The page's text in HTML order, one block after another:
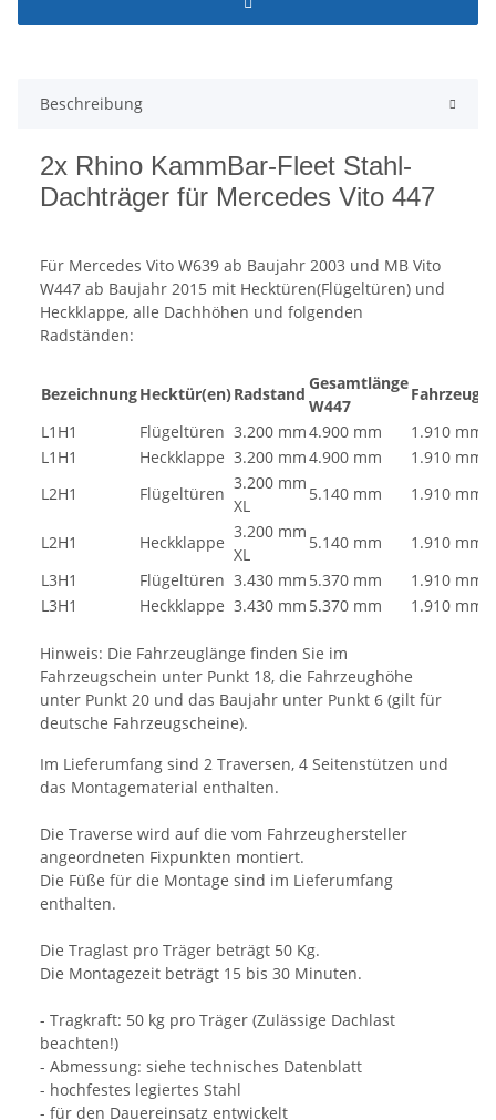
Beschreibung
2x Rhino KammBar-Fleet Stahl-
Dachträger für Mercedes Vito 447
Für Mercedes Vito W639 ab Baujahr 2003 und MB Vito
W447 ab Baujahr 2015 mit Hecktüren(Flügeltüren) und
Heckklappe, alle Dachhöhen und folgenden
Radständen:
BezeichnungHecktür(en)Radstand
Gesamtlänge
W447
L1H1
Flügeltüren 3.200 mm4.900 mm
1.910 mm
L1H1
Heckklappe 3.200 mm4.900 mm
1.910 mm
L2H1
Flügeltüren
3.200 mm
XL
5.140 mm 1.910 mm
L2H1 Heckklappe
3.200 mm
XL
5.140 mm
1.910 mm
L3H1
Flügeltüren 3.430 mm 5.370 mm
1.910 mm
L3H1
Heckklappe 3.430 mm 5.370 mm 1.910 mm
Hinweis: Die Fahrzeuglänge finden Sie im
Fahrzeugschein unter Punkt 18, die Fahrzeughöhe
unter Punkt 20 und das Baujahr unter Punkt 6 (gilt für
deutsche Fahrzeugscheine).
Im Lieferumfang sind 2 Traversen, 4 Seitenstützen und
das Montagematerial enthalten.
Die Traverse wird auf die vom Fahrzeughersteller
angeordneten Fixpunkten montiert.
Die Füße für die Montage sind im Lieferumfang
enthalten.
Die Traglast pro Träger beträgt 50 Kg.
Die Montagezeit beträgt 15 bis 30 Minuten.
- Tragkraft: 50 kg pro Träger (Zulässige Dachlast
beachten!)
- Abmessung: siehe technisches Datenblatt
- hochfestes legiertes Stahl
- für den Dauereinsatz entwickelt